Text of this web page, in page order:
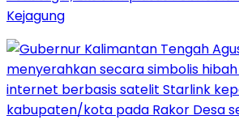
Kejagung